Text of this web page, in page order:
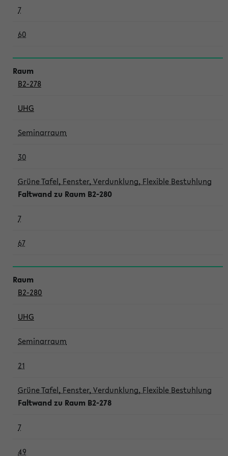
7
60
B2-278
UHG
Seminarraum
30
Grüne Tafel, Fenster, Verdunklung, Flexible Bestuhlung
Faltwand zu Raum B2-280
7
67
B2-280
UHG
Seminarraum
21
Grüne Tafel, Fenster, Verdunklung, Flexible Bestuhlung
Faltwand zu Raum B2-278
7
49